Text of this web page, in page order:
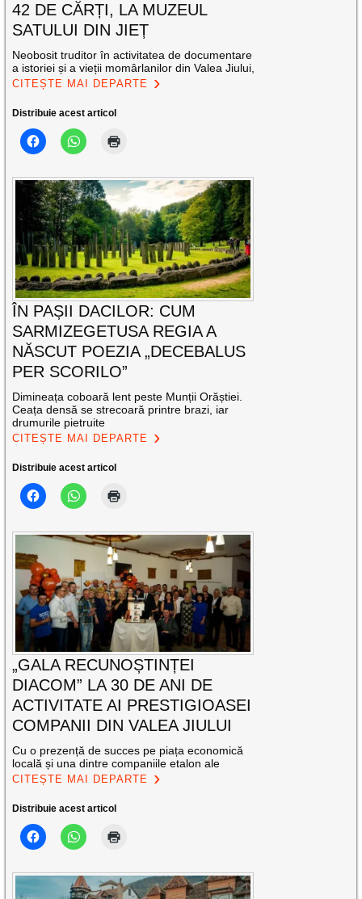
42 DE CĂRȚI, LA MUZEUL
SATULUI DIN JIEȚ
Neobosit truditor în activitatea de documentare
a istoriei și a vieții momârlanilor din Valea Jiului,
CITEȘTE MAI DEPARTE
Distribuie acest articol
ÎN PAȘII DACILOR: CUM
SARMIZEGETUSA REGIA A
NĂSCUT POEZIA „DECEBALUS
PER SCORILO”
Dimineața coboară lent peste Munții Orăștiei.
Ceața densă se strecoară printre brazi, iar
drumurile pietruite
CITEȘTE MAI DEPARTE
Distribuie acest articol
„GALA RECUNOȘTINȚEI
DIACOM” LA 30 DE ANI DE
ACTIVITATE AI PRESTIGIOASEI
COMPANII DIN VALEA JIULUI
Cu o prezență de succes pe piața economică
locală și una dintre companiile etalon ale
CITEȘTE MAI DEPARTE
Distribuie acest articol